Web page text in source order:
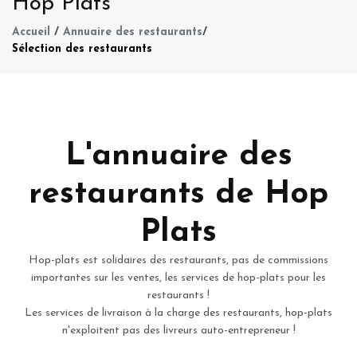
Accueil / Annuaire des restaurants/
Sélection des restaurants
L'annuaire des
restaurants de Hop
Plats
Hop-plats est solidaires des restaurants, pas de commissions
importantes sur les ventes, les services de hop-plats pour les
restaurants !
Les services de livraison à la charge des restaurants, hop-plats
n'exploitent pas des livreurs auto-entrepreneur !